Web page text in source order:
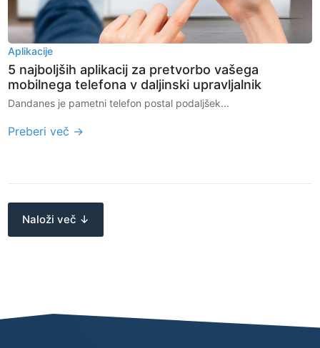
Aplikacije
5 najboljših aplikacij za pretvorbo vašega
mobilnega telefona v daljinski upravljalnik
Dandanes je pametni telefon postal podaljšek...
Preberi več →
Naloži več ↓